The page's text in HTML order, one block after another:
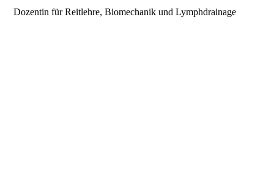
Dozentin für Reitlehre, Biomechanik und Lymphdrainage